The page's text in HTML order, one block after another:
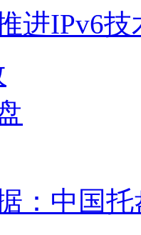
进IPv6
：中国